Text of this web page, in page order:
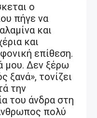
ο
πήγε να
και
και
επίθεση.
μου. Δεν ξέρω
ξανά», τονίζει
την
του άνδρα στη
πολύ